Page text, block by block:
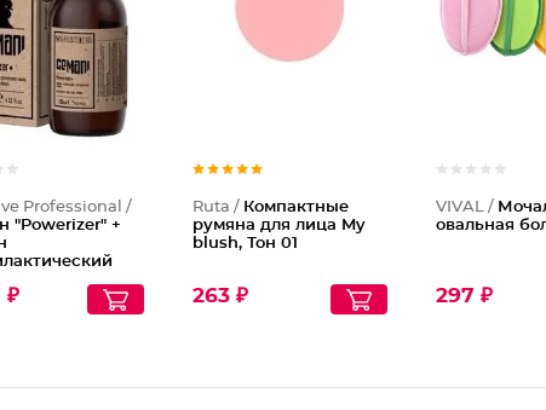
Professional /
"Powerizer" +
₽
Ruta / Компактные
румяна для лица My
blush, Тон 01
263 ₽
VIVAL /
овальная
297 ₽